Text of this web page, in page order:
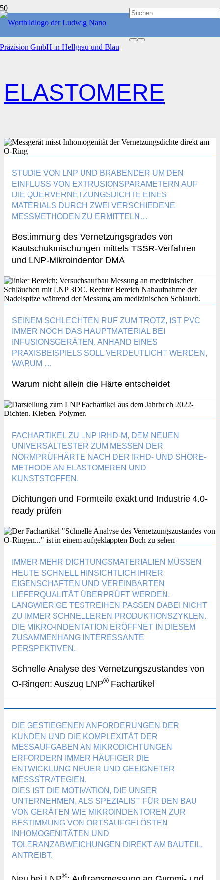
START
ELASTOMERE
STUDIE VON LNP UND BRABENDER UM DEN
EINFLUSS VON EXTRUSIONSPARAMETERN AUF
DIE QUERVERNETZUNGSDICHTE EINES
MATERIALS DURCH ZWEI VERSCHIEDENE
MESSMETHODEN ZU ERMITTELN…
Bestimmung des Vernetzungsgrades von
Kautschukmischungen mittels TSSR-Verfahren
und LNP-Mikroindentor DMA
SEINEM SCHLECHTEN RUF ZUM TROTZ, IST PVC
IMMER NOCH DAS HAUPTMATERIAL BEI
INFUSIONSGERÄTEN. ANHAND EINES
PRAXISBEISPIELS SOLL VERDEUTLICHT WERDEN,
WARUM …
Warum nicht allein die Härte entscheidet
FACHARTIKEL ZU LNP IRHD-M, DEM NEUEN
UNIVERSALTESTER ZUM MESSEN DER
NORMPRÜFHÄRTE NACH DER IRHD- UND SHORE-
METHODE AN ELASTOMEREN UND
KUNSTSTOFFEN.
Dichtungen und Formteile exakt und Industrie 4.0-
ready prüfen
IMMER MEHR DICHTUNGSMATERIALIEN MÜSSEN
HEUTE SCHNELL HINSICHTLICH IHRER
EIGENSCHAFTEN UND VEREINBARTEN
LIEFERQUALITÄT ÜBERPRÜFT WERDEN.
LANGWIERIGE TESTREIHEN PASSEN DABEI NICHT
ZU IMMER SCHNELLEREN PRODUKTIONSZYKLEN.
DIE MIKRO-INDENTATION ERÖFFNET IN DIESEM
ZUSAMMENHANG INTERESSANTE
PERSPEKTIVEN.
Schnelle Analyse des Vernetzungszustandes von
O-Ringen: Auszug LNP® Fachartikel
DIE GESTIEGENEN ANFORDERUNGEN DER
KUNDEN UND DIE KOMPLEXITÄT DER
MESSAUFGABEN AN MIKRODICHTUNGEN
ERFORDERN IMMER HÄUFIGER DIE
ENTWICKLUNG NEUER UND GEEIGNETER
MESSSTRATEGIEN.
DIES IST DIE MOTIVATION, DIE UNSER
UNTERNEHMEN, ALS SPEZIALIST FÜR DEN BAU
VON GERÄTEN WIE MIKROINDENTOREN ZUR
BESTIMMUNG VON ORTSAUFGELÖSTEN
INHOMOGENITÄTEN UND
TOLERANZABWEICHUNGEN DIREKT AM BAUTEIL,
ANTREIBT.
®